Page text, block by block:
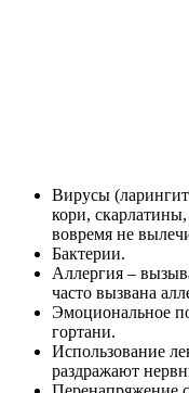
Вирусы
кори,
вовремя не
Бактерии.
Аллергия –
часто вызвана
Эмоциональное
гортани.
Использование
раздражают